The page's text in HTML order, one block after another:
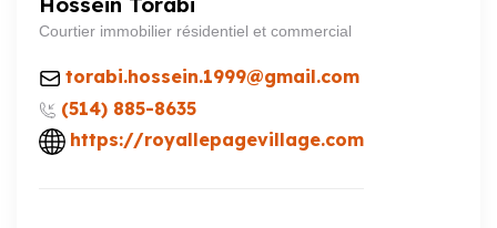
Courtier immobilier résidentiel et commercial
torabi.hossein.1999@gmail.com
(514) 885-8635
https://royallepagevillage.com